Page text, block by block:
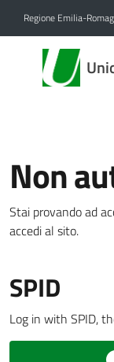
Regione Emilia-
Unione
Reno
Amministrazione
Novità
Menu selezionato
Vivere
l'Unione
Non
Stai provando ad
accedi al sito.
SPID
Log in with SPID,